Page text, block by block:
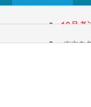
10月考
南京自